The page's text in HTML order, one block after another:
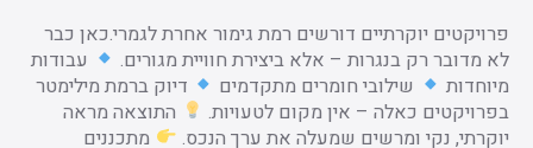
פרויקטים יוקרתיים דורשים רמת גימור אחרת לגמרי.כאן כבר
לא מדובר רק בנגרות – אלא ביצירת חוויית מגורים.
עבודות
מיוחדות
שילובי חומרים מתקדמים
דיוק ברמת מילימטר
בפרויקטים כאלה – אין מקום לטעויות.
התוצאה מראה
יוקרתי, נקי ומרשים שמעלה את ערך הנכס.
מתכננים